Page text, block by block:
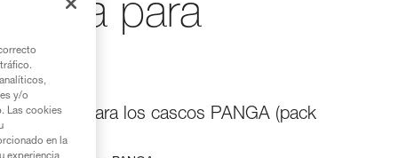
para
recambio para los cascos PANGA (pack
y/o
Las cookies
en la